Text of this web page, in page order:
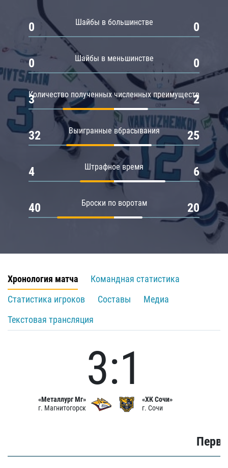
Шайбы в большинстве
0 0
Шайбы в меньшинстве
0 0
Количество полученных численных преимуществ
3 2
Выигранные вбрасывания
32 25
Штрафное время
4 6
Броски по воротам
40 20
Хронология матча
Командная статистика
Статистика игроков
Составы
Медиа
Текстовая трансляция
«Металлург Мг»
г. Магнитогорск
3:1
«ХК Сочи»
г. Сочи